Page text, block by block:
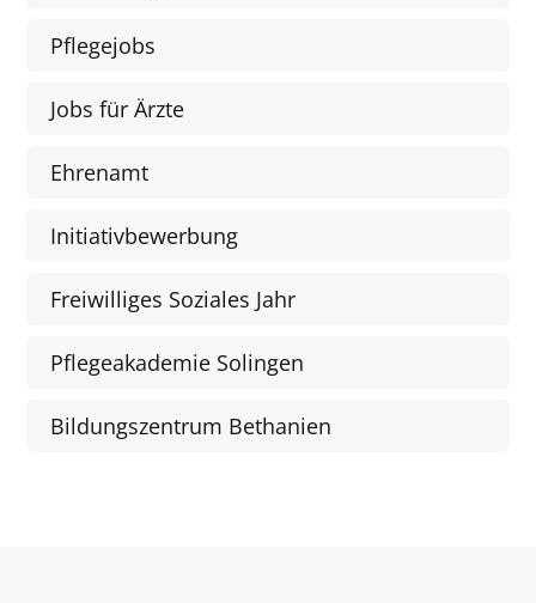
Pflegejobs
Jobs für Ärzte
Ehrenamt
Initiativbewerbung
Freiwilliges Soziales Jahr
Pflegeakademie Solingen
Bildungszentrum Bethanien